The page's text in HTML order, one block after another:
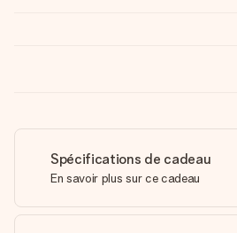
Spécifications de cadeau
En savoir plus sur ce cadeau